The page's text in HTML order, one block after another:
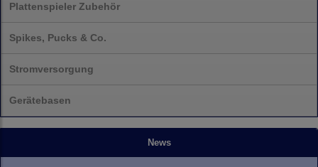
Plattenspieler Zubehör
Spikes, Pucks & Co.
Stromversorgung
Gerätebasen
News